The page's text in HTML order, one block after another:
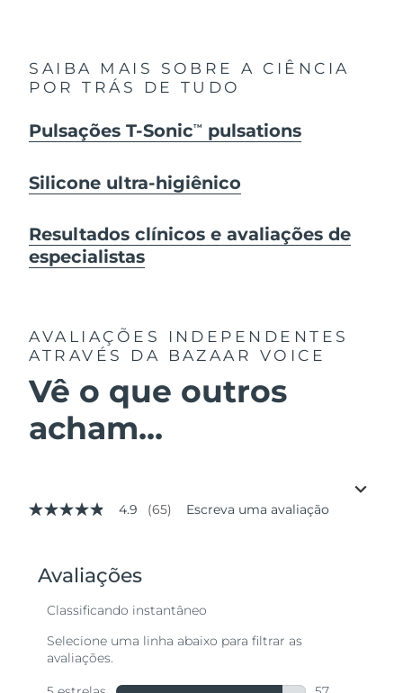
SAIBA MAIS SOBRE A CIÊNCIA
POR TRÁS DE TUDO
Pulsações T-SonicTM pulsations
Silicone ultra-higiênico
Resultados clínicos e avaliações de
especialistas
AVALIAÇÕES INDEPENDENTES
ATRAVÉS DA BAZAAR VOICE
Vê o que outros
acham...
4.9
valor
médio
avaliação.
Reviews.
abre
4.9 (65) Escreva uma avaliação